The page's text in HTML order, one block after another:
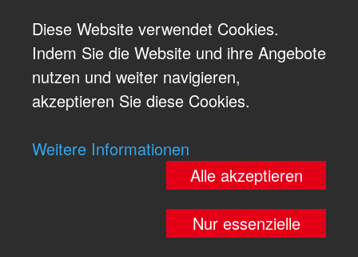
Diese Website verwendet Cookies.
Indem Sie die Website und ihre Angebote
nutzen und weiter navigieren,
akzeptieren Sie diese Cookies.
Weitere Informationen
Alle akzeptieren
Nur essenzielle
© re´graph GmbH, 2026 All rights reserved|Impressum|